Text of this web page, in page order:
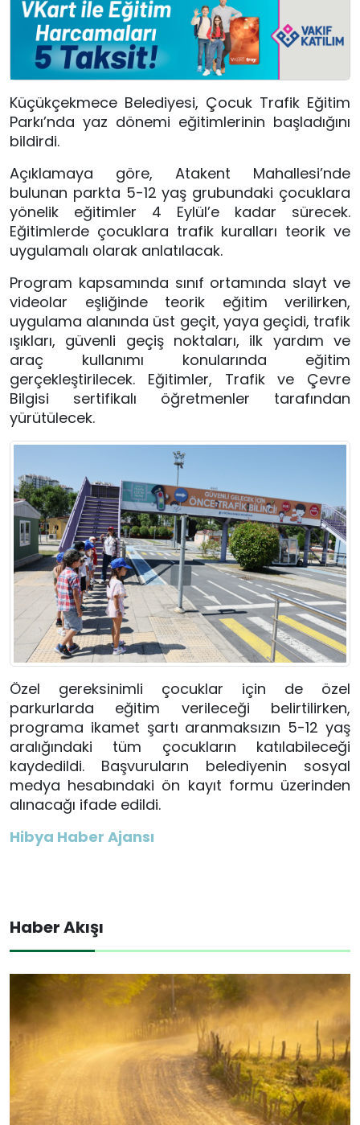
Küçükçekmece Belediyesi, Çocuk Trafik Eğitim
Parkı’nda yaz dönemi eğitimlerinin başladığını
bildirdi.
Açıklamaya göre, Atakent Mahallesi’nde
bulunan parkta 5-12 yaş grubundaki çocuklara
yönelik eğitimler 4 Eylül’e kadar sürecek.
Eğitimlerde çocuklara trafik kuralları teorik ve
uygulamalı olarak anlatılacak.
Program kapsamında sınıf ortamında slayt ve
videolar eşliğinde teorik eğitim verilirken,
uygulama alanında üst geçit, yaya geçidi, trafik
ışıkları, güvenli geçiş noktaları, ilk yardım ve
araç kullanımı konularında eğitim
gerçekleştirilecek. Eğitimler, Trafik ve Çevre
Bilgisi sertifikalı öğretmenler tarafından
yürütülecek.
Özel gereksinimli çocuklar için de özel
parkurlarda eğitim verileceği belirtilirken,
programa ikamet şartı aranmaksızın 5-12 yaş
aralığındaki tüm çocukların katılabileceği
kaydedildi. Başvuruların belediyenin sosyal
medya hesabındaki ön kayıt formu üzerinden
alınacağı ifade edildi.
Hibya Haber Ajansı
Haber Akışı